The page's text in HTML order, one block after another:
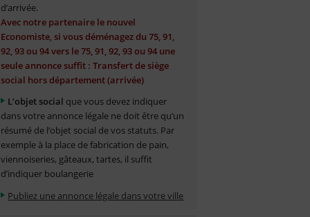
d’arrivée.
Avec notre partenaire le nouvel
Economiste, si vous déménagez du 75, 91,
92, 93 ou 94 vers le 75, 91, 92, 93 ou 94 une
seule annonce suffit : Transfert de siège
social hors département (arrivée)
L’objet social que vous devez indiquer
dans votre annonce légale ne doit être qu’un
résumé de l’objet social de vos statuts. Par
exemple à la place de fabrication de pain,
viennoiseries, gâteaux, tartes, il suffit
d’indiquer boulangerie
Publiez une annonce légale dans votre ville